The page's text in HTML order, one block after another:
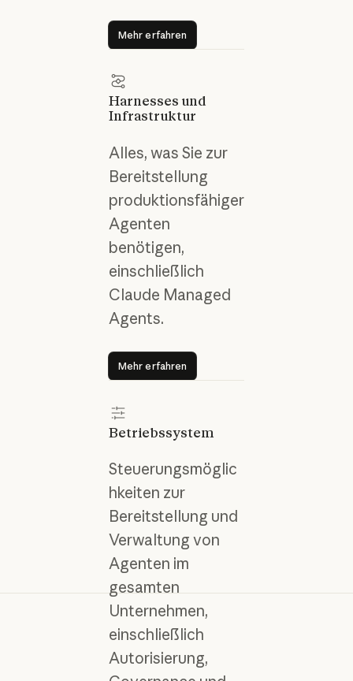
Mehr erfahren
Mehr erfahren
Harnesses und
Infrastruktur
Alles, was Sie zur
Bereitstellung
produktionsfähiger
Agenten
benötigen,
einschließlich
Claude Managed
Agents.
Mehr erfahren
Mehr erfahren
Betriebssystem
Steuerungsmöglic
hkeiten zur
Bereitstellung und
Verwaltung von
Agenten im
gesamten
Unternehmen,
einschließlich
Autorisierung,